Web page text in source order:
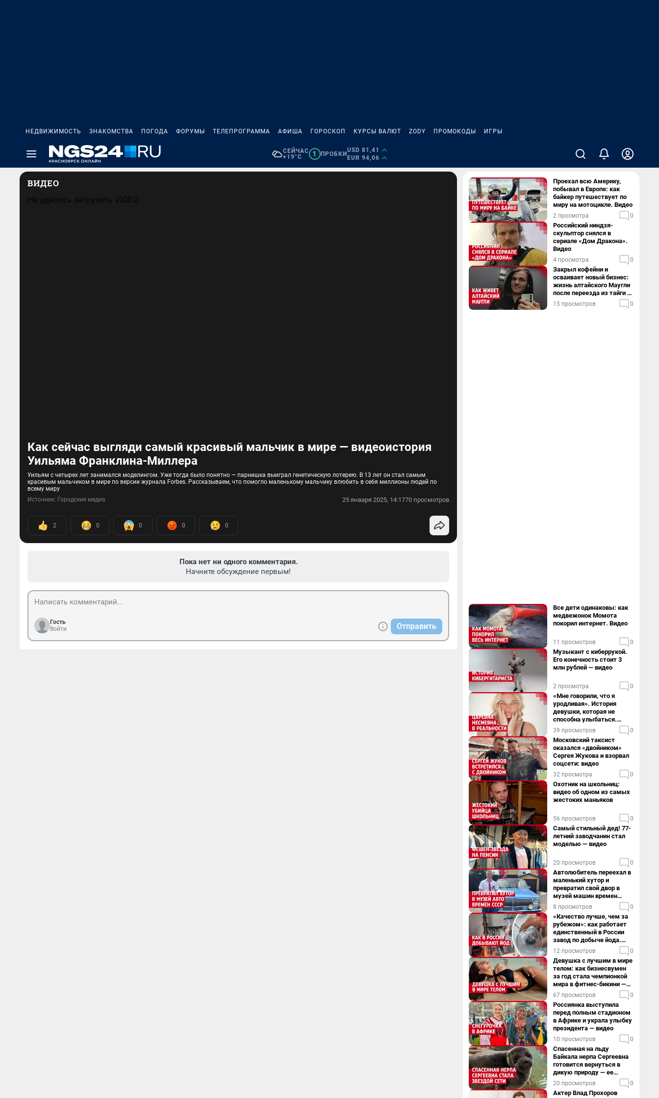
НЕДВИЖИМОСТЬ ЗНАКОМСТВА ПОГОДА ФОРУМЫ ТЕЛЕПРОГРАММА АФИША ГОРОСКОП КУРСЫ ВАЛЮТ ZODY ПРОМОКОДЫ ИГРЫ
СЕЙЧАС
+19°C
1 ПРОБКИ
USD 81,41
EUR 94,06
ВИДЕО
Не удалось загрузить VIQEO
Как сейчас выгляди самый красивый мальчик в мире — видеоистория
Уильяма Франклина-Миллера
Уильям с четырех лет занимался моделингом. Уже тогда было понятно — парнишка выиграл генетическую лотерею. В 13 лет он стал самым
красивым мальчиком в мире по версии журнала Forbes. Рассказываем, что помогло маленькому мальчику влюбить в себя миллионы людей по
всему миру
Источник: Городские медиа 25 января 2025, 14:1770 просмотров
2 0 0 0 0
Пока нет ни одного комментария.
Начните обсуждение первым!
Гость
Войти
Отправить
Проехал всю Америку,
побывал в Европе: как
байкер путешествует по
миру на мотоцикле. Видео
2 просмотра 0
Российский ниндзя-
скульптор снялся в
сериале «Дом Дракона».
Видео
4 просмотра 0
Закрыл кофейни и
осваивает новый бизнес:
жизнь алтайского Маугли
после переезда из тайги в
столицу
15 просмотров 0
Все дети одинаковы: как
медвежонок Момота
покорил интернет. Видео
11 просмотров 0
Музыкант с киберрукой.
Его конечность стоит 3
млн рублей — видео
2 просмотра 0
«Мне говорили, что я
уродливая». История
девушки, которая не
способна улыбаться.
Видео
39 просмотров 0
Московский таксист
оказался «двойником»
Сергея Жукова и взорвал
соцсети: видео
32 просмотра 0
Охотник на школьниц:
видео об одном из самых
жестоких маньяков
56 просмотров 0
Самый стильный дед! 77-
летний заводчанин стал
моделью — видео
20 просмотров 0
Автолюбитель переехал в
маленький хутор и
превратил свой двор в
музей машин времен
СССР. Видео
8 просмотров 0
«Качество лучше, чем за
рубежом»: как работает
единственный в России
завод по добыче йода.
Видео
12 просмотров 0
Девушка с лучшим в мире
телом: как бизнесвумен
за год стала чемпионкой
мира в фитнес-бикини —
видео
67 просмотров 0
Россиянка выступила
перед полным стадионом
в Африке и украла улыбку
президента — видео
10 просмотров 0
Спасенная на льду
Байкала нерпа Сергеевна
готовится вернуться в
дикую природу — ее
видеоистория
20 просмотров 0
Актер Влад Прохоров